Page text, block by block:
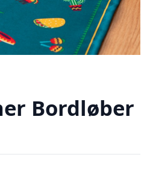
Bordløber